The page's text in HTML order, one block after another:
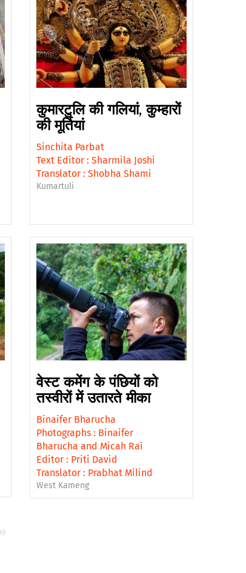
कुमारटुलि की गलियां, कुम्हारों
की मूर्तियां
Sinchita Parbat
Text Editor : Sharmila Joshi
Translator : Shobha Shami
Kumartuli
वेस्ट कमेंग के पंछियों को
तस्वीरों में उतारते मीका
Binaifer Bharucha
Photographs : Binaifer
Bharucha and Micah Rai
Editor : Priti David
Translator : Prabhat Milind
West Kameng